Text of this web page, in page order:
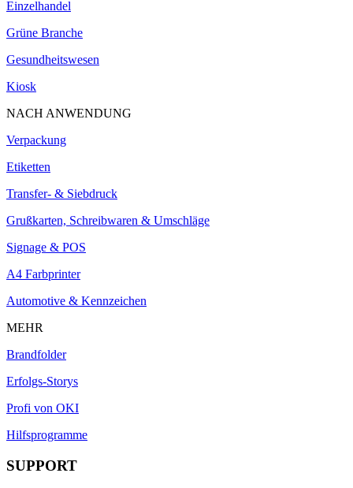
Einzelhandel
Grüne Branche
Gesundheitswesen
Kiosk
NACH ANWENDUNG
Verpackung
Etiketten
Transfer- & Siebdruck
Grußkarten, Schreibwaren & Umschläge
Signage & POS
A4 Farbprinter
Automotive & Kennzeichen
MEHR
Brandfolder
Erfolgs-Storys
Profi von OKI
Hilfsprogramme
SUPPORT